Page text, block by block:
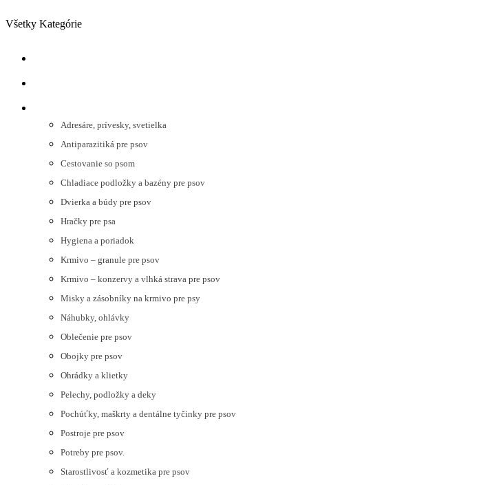
Všetky Kategórie
Adresáre, prívesky, svetielka
Antiparazitiká pre psov
Cestovanie so psom
Chladiace podložky a bazény pre psov
Dvierka a búdy pre psov
Hračky pre psa
Hygiena a poriadok
Krmivo – granule pre psov
Krmivo – konzervy a vlhká strava pre psov
Misky a zásobníky na krmivo pre psy
Náhubky, ohlávky
Oblečenie pre psov
Obojky pre psov
Ohrádky a klietky
Pelechy, podložky a deky
Pochúťky, maškrty a dentálne tyčinky pre psov
Postroje pre psov
Potreby pre psov.
Starostlivosť a kozmetika pre psov